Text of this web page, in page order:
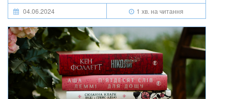
04.06.2024 1 хв. на читання